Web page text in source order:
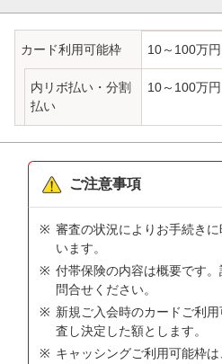
カード利用可能枠 10～100万円
内リボ払い・分割
払い
10～100万円
ご注意事項
審査の状況によりお手続き
います。
付帯保険の内容は概要です
問合せください。
新規ご入会時のカードご利
査し決定した額とします。
キャッシングご利用可能枠